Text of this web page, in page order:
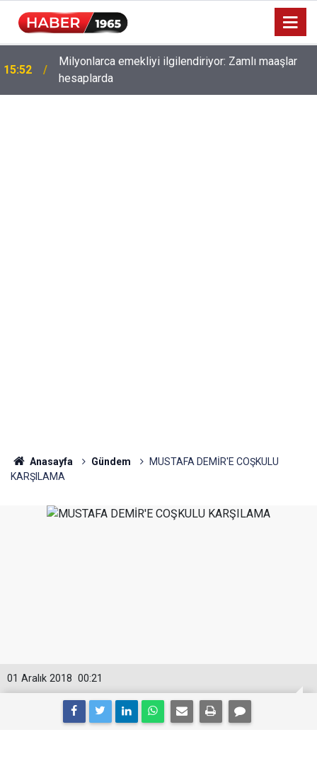
15:52
Milyonlarca emekliyi ilgilendiriyor: Zamlı maaşlar
hesaplarda
Anasayfa Gündem
MUSTAFA DEMİR'E COŞKULU
KARŞILAMA
00:21
01 Aralık 2018